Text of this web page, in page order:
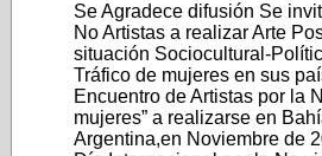
Se Agradece difusión Se
No Artistas a realizar Arte
situación Sociocultural-
Tráfico de mujeres en sus
Encuentro de Artistas por la
mujeres” a realizarse en
Argentina,en Noviembre de